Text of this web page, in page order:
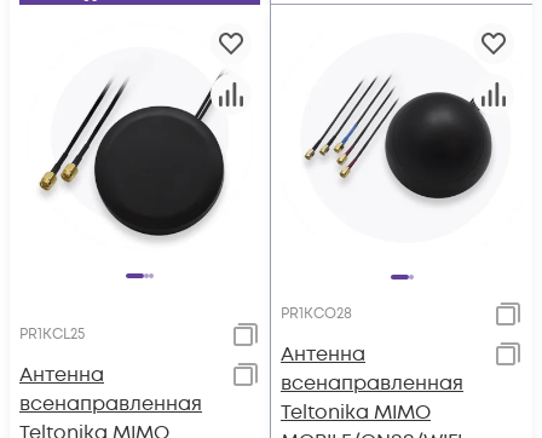
PR1KCL25
Антенна
всенаправленная
PR1KCO28
Антенна
всенаправленная
Teltonika MIMO